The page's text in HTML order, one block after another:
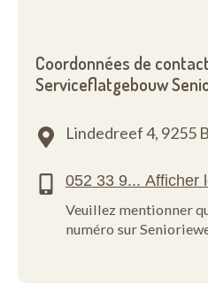
Coordonnées de
Serviceflatgebouw
Lindedreef 4, 9255
Veuillez mentionner
numéro sur